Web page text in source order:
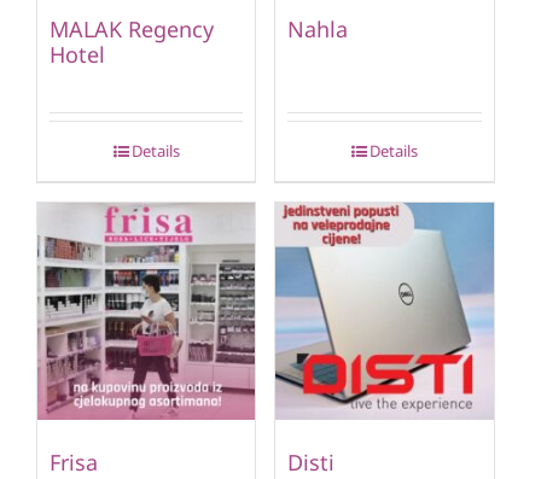
MALAK Regency
Hotel
Details
Nahla
Details
Frisa Disti